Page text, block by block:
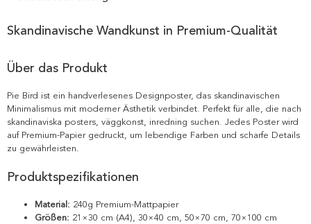
Skandinavische Wandkunst in Premium-Qualität
Über das Produkt
Pie Bird ist ein handverlesenes Designposter, das skandinavischen
Minimalismus mit moderner Ästhetik verbindet. Perfekt für alle, die nach
skandinaviska posters, väggkonst, inredning suchen. Jedes Poster wird
auf Premium-Papier gedruckt, um lebendige Farben und scharfe Details
zu gewährleisten.
Produktspezifikationen
Material: 240g Premium-Mattpapier
Größen: 21×30 cm (A4), 30×40 cm, 50×70 cm, 70×100 cm